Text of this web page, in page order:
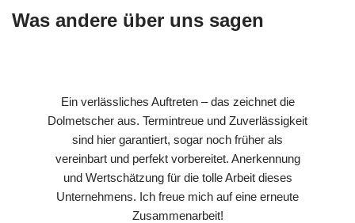
Was andere über uns sagen
Ein verlässliches Auftreten – das zeichnet die
Dolmetscher aus. Termintreue und Zuverlässigkeit
sind hier garantiert, sogar noch früher als
vereinbart und perfekt vorbereitet. Anerkennung
und Wertschätzung für die tolle Arbeit dieses
Unternehmens. Ich freue mich auf eine erneute
Zusammenarbeit!